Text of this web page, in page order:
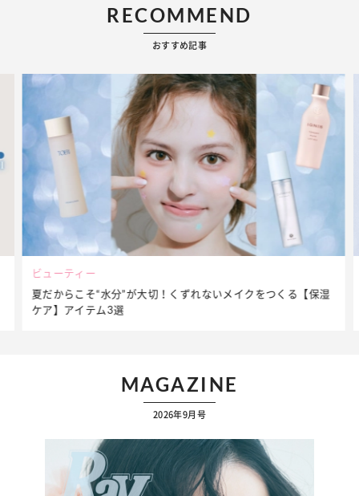
RECOMMEND
おすすめ記事
ビューティー
夏だからこそ“水分”が大切！くずれないメイクをつくる【保湿
ケア】アイテム3選
MAGAZINE
2026年9月号